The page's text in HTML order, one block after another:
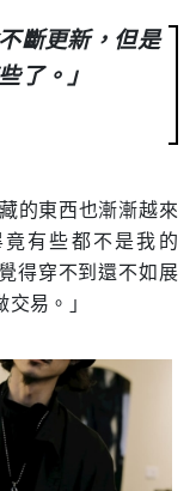
斷更新，但是
了。」
的東西也漸漸越來
有些都不是我的
得穿不到還不如展
易。」